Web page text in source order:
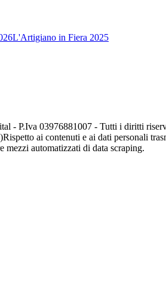
L'Artigiano in Fiera 2025
- P.Iva 03976881007 - Tutti i diritti
Rispetto ai contenuti e ai dati personali
mezzi automatizzati di data scraping.